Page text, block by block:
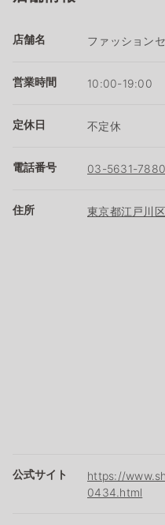
店舗名 ファッション
営業時間 10:00-19:00
定休日 不定休
電話番号 03-5631-7880
住所 東京都江戸川
公式サイト
https://
0434.html